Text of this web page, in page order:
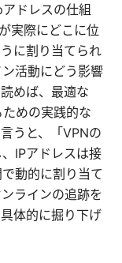
ドレスの仕組
実際にどこに位
に割り当てられ
活動にどう影響
めば、最適な
めの実践的な
うと、「VPNの
IPアドレスは接
動的に割り当て
ラインの追跡を
体的に掘り下げ